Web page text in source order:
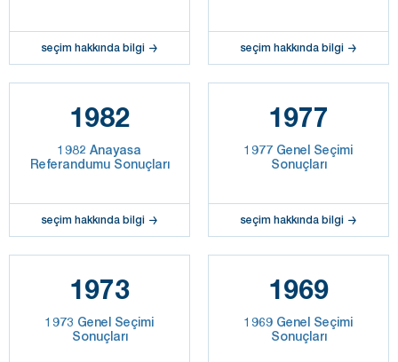
seçim hakkında bilgi seçim hakkında bilgi
1982
1982 Anayasa
Referandumu Sonuçları
seçim hakkında bilgi
1977
1977 Genel Seçimi
Sonuçları
seçim hakkında bilgi
1973
1973 Genel Seçimi
Sonuçları
1969
1969 Genel Seçimi
Sonuçları